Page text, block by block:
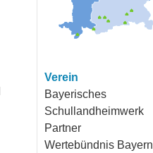
Verein
Bayerisches
Schullandheimwerk
Partner
Wertebündnis Bayern